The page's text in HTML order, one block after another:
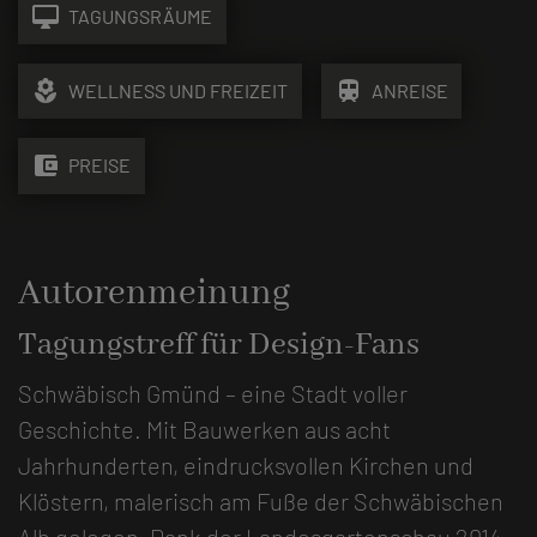
desktop_mac TAGUNGSRÄUME
local_florist WELLNESS UND FREIZEIT train ANREISE
account_balance_wallet PREISE
Autorenmeinung
Tagungstreff für Design-Fans
Schwäbisch Gmünd – eine Stadt voller
Geschichte. Mit Bauwerken aus acht
Jahrhunderten, eindrucksvollen Kirchen und
Klöstern, malerisch am Fuße der Schwäbischen